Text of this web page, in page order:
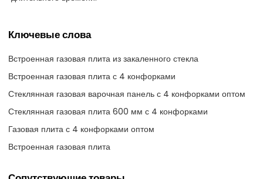
Ключевые слова
Встроенная газовая плита из закаленного стекла
Встроенная газовая плита с 4 конфорками
Стеклянная газовая варочная панель с 4 конфорками оптом
Стеклянная газовая плита 600 мм с 4 конфорками
Газовая плита с 4 конфорками оптом
Встроенная газовая плита